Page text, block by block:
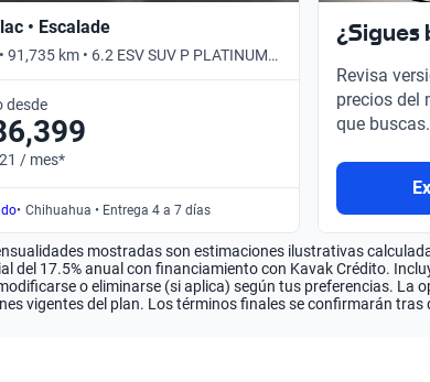
• Escalade
91,735 km • 6.2 ESV SUV P PLATINUM
• Automático
desde
/ mes*
• Chihuahua • Entrega 4 a 7 días
¿Sigues
Revisa
precios del
que buscas.
mostradas son estimaciones ilustrativas
del 17.5% anual con financiamiento con Kavak Crédito.
o eliminarse (si aplica) según tus preferencias.
vigentes del plan. Los términos finales se confirmarán